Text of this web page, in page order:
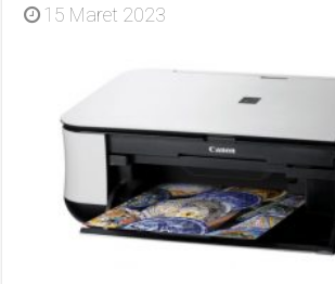
15 Maret 2023